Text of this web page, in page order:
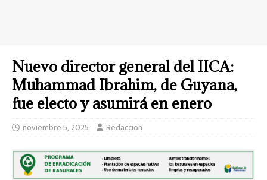
Nuevo director general del IICA:
Muhammad Ibrahim, de Guyana,
fue electo y asumirá en enero
noviembre 5, 2025 Redaccion